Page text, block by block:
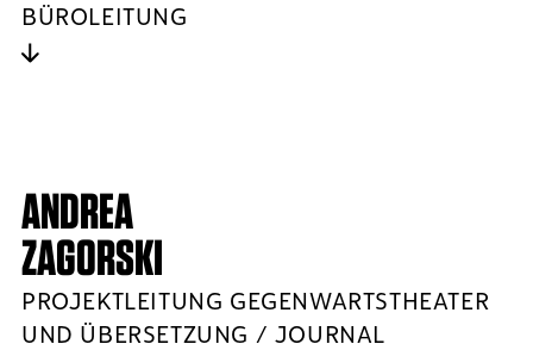
BÜROLEITUNG
ANDREA
ZAGORSKI
PROJEKTLEITUNG GEGENWARTSTHEATER
UND ÜBERSETZUNG / JOURNAL